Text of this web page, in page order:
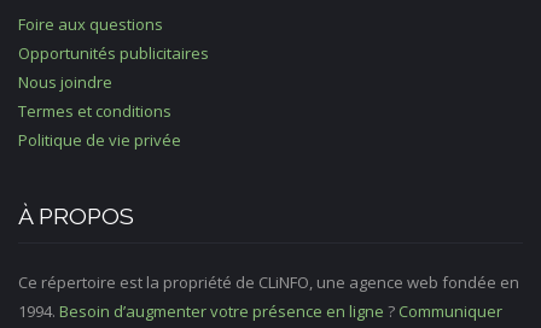
Foire aux questions
Opportunités publicitaires
Nous joindre
Termes et conditions
Politique de vie privée
À PROPOS
Ce répertoire est la propriété de CLiNFO, une agence web fondée en
1994. Besoin d’augmenter votre présence en ligne ? Communiquer